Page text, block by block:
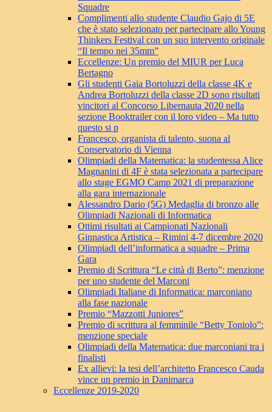
Squadre
Complimenti allo studente Claudio Gajo di 5E
che è stato selezionato per partecipare allo Young
Thinkers Festival con un suo intervento originale
“Il tempo nei 35mm”
Eccellenze: Un premio del MIUR per Luca
Bertagno
Gli studenti Gaia Bortoluzzi della classe 4K e
Andrea Bortoluzzi della classe 2D sono risultati
vincitori al Concorso Libernauta 2020 nella
sezione Booktrailer con il loro video – Ma tutto
questo si p
Francesco, organista di talento, suona al
Conservatorio di Vienna
Olimpiadi della Matematica: la studentessa Alice
Magnanini di 4F è stata selezionata a partecipare
allo stage EGMO Camp 2021 di preparazione
alla gara internazionale
Alessandro Dario (5G) Medaglia di bronzo alle
Olimpiadi Nazionali di Informatica
Ottimi risultati ai Campionati Nazionali
Ginnastica Artistica – Rimini 4-7 dicembre 2020
Olimpiadi dell’informatica a squadre – Prima
Gara
Premio di Scrittura “Le città di Berto”: menzione
per uno studente del Marconi
Olimpiadi Italiane di Informatica: marconiano
alla fase nazionale
Premio “Mazzotti Juniores”
Premio di scrittura al femminile “Betty Toniolo”:
menzione speciale
Olimpiadi della Matematica: due marconiani tra i
finalisti
Ex allievi: la tesi dell’architetto Francesco Cauda
vince un premio in Danimarca
Eccellenze 2019-2020